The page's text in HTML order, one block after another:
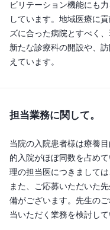
ビリテーション機能にも
しています。地域医療に
ズに合った病院とすべく
新たな診療科の開設や、
えています。
担当業務に関して。
当院の入院患者様は療養
的入院がほぼ同数を占め
理の担当医につきまして
また、ご応募いただいた
備がございます。先生の
当いただく業務を検討し